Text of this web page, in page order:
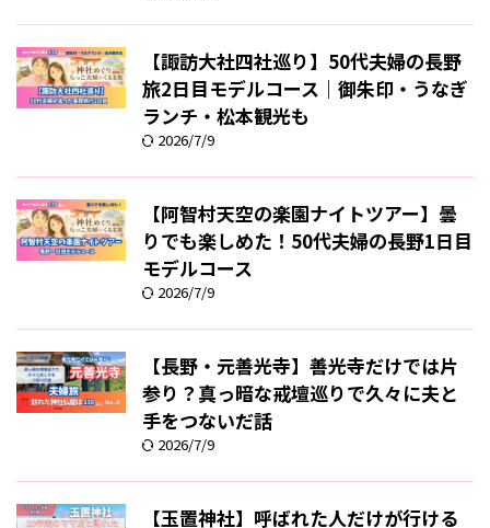
【諏訪大社四社巡り】50代夫婦の長野
旅2日目モデルコース｜御朱印・うなぎ
ランチ・松本観光も
2026/7/9
【阿智村天空の楽園ナイトツアー】曇
りでも楽しめた！50代夫婦の長野1日目
モデルコース
2026/7/9
【長野・元善光寺】善光寺だけでは片
参り？真っ暗な戒壇巡りで久々に夫と
手をつないだ話
2026/7/9
【玉置神社】呼ばれた人だけが行ける